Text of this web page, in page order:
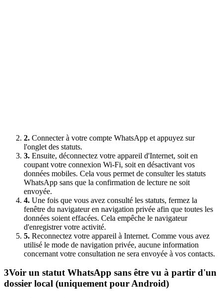
2. Connecter à votre compte WhatsApp et appuyez sur
l'onglet des statuts.
3. Ensuite, déconnectez votre appareil d'Internet, soit en
coupant votre connexion Wi-Fi, soit en désactivant vos
données mobiles. Cela vous permet de consulter les statuts
WhatsApp sans que la confirmation de lecture ne soit
envoyée.
4. Une fois que vous avez consulté les statuts, fermez la
fenêtre du navigateur en navigation privée afin que toutes les
données soient effacées. Cela empêche le navigateur
d'enregistrer votre activité.
5. Reconnectez votre appareil à Internet. Comme vous avez
utilisé le mode de navigation privée, aucune information
concernant votre consultation ne sera envoyée à vos contacts.
3Voir un statut WhatsApp sans être vu à partir d'un
dossier local (uniquement pour Android)